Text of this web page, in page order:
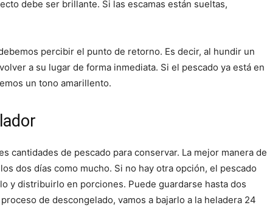
Recetas
debe ser brillante. Si las escamas están sueltas,
percibir el punto de retorno. Es decir, al hundir un
a su lugar de forma inmediata. Si el pescado ya está en
un tono amarillento.
cantidades de pescado para conservar. La mejor manera de
dos días como mucho. Si no hay otra opción, el pescado
y distribuirlo en porciones. Puede guardarse hasta dos
de descongelado, vamos a bajarlo a la heladera 24